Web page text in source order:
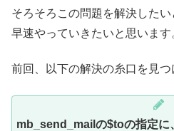
そろそろこの問題を解決したい
早速やっていきたいと思います
前回、以下の解決の糸口を見つ
mb_send_mailの$toの指定に